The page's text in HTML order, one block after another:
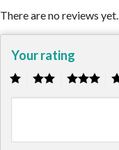
There are no reviews yet.
Your rating
4